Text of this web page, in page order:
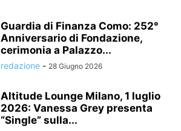
Guardia di Finanza Como: 252°
Anniversario di Fondazione,
cerimonia a Palazzo...
redazione - 28 Giugno 2026
Altitude Lounge Milano, 1 luglio
2026: Vanessa Grey presenta
“Single” sulla...